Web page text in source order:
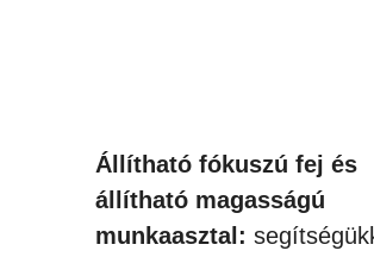
Állítható fókuszú fej és
állítható magasságú
munkaasztal: